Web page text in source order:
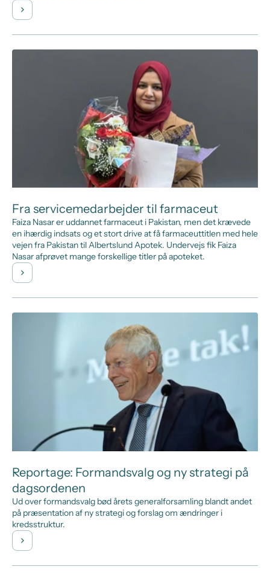
Fra servicemedarbejder til farmaceut
Faiza Nasar er uddannet farmaceut i Pakistan, men det krævede
en ihærdig indsats og et stort drive at få farmaceuttitlen med hele
vejen fra Pakistan til Albertslund Apotek. Undervejs fik Faiza
Nasar afprøvet mange forskellige titler på apoteket.
Reportage: Formandsvalg og ny strategi på
dagsordenen
Ud over formandsvalg bød årets generalforsamling blandt andet
på præsentation af ny strategi og forslag om ændringer i
kredsstruktur.